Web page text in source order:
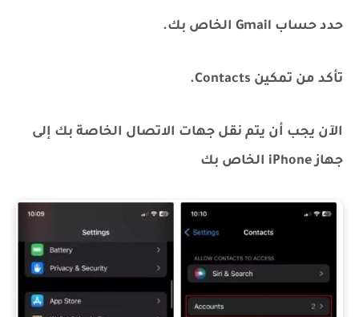
حدد حساب Gmail الخاص بك.
تأكد من تمكين Contacts.
الآن يجب أن يتم نقل جهات الاتصال الخاصة بك إلى
جهاز iPhone الخاص بك